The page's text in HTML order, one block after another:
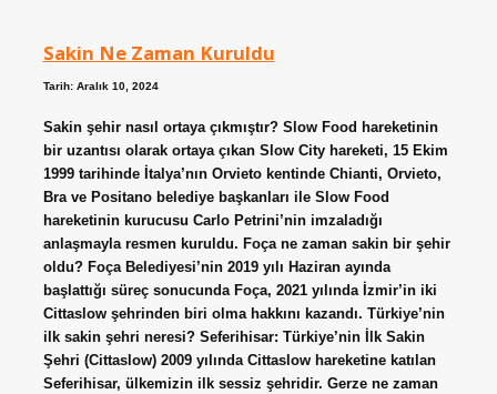
Sakin Ne Zaman Kuruldu
Tarih: Aralık 10, 2024
Sakin şehir nasıl ortaya çıkmıştır? Slow Food hareketinin
bir uzantısı olarak ortaya çıkan Slow City hareketi, 15 Ekim
1999 tarihinde İtalya’nın Orvieto kentinde Chianti, Orvieto,
Bra ve Positano belediye başkanları ile Slow Food
hareketinin kurucusu Carlo Petrini’nin imzaladığı
anlaşmayla resmen kuruldu. Foça ne zaman sakin bir şehir
oldu? Foça Belediyesi’nin 2019 yılı Haziran ayında
başlattığı süreç sonucunda Foça, 2021 yılında İzmir’in iki
Cittaslow şehrinden biri olma hakkını kazandı. Türkiye’nin
ilk sakin şehri neresi? Seferihisar: Türkiye’nin İlk Sakin
Şehri (Cittaslow) 2009 yılında Cittaslow hareketine katılan
Seferihisar, ülkemizin ilk sessiz şehridir. Gerze ne zaman